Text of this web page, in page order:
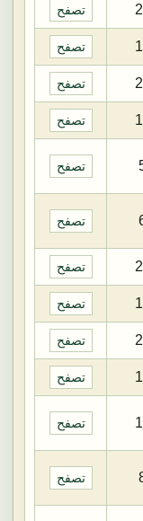
تصفح
تصفح
تصفح
تصفح
تصفح
تصفح
تصفح
تصفح
تصفح
تصفح
تصفح
تصفح